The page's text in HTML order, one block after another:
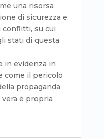
una risorsa
di sicurezza e
conflitti, su cui
stati di questa
in evidenza in
come il pericolo
propaganda
e propria